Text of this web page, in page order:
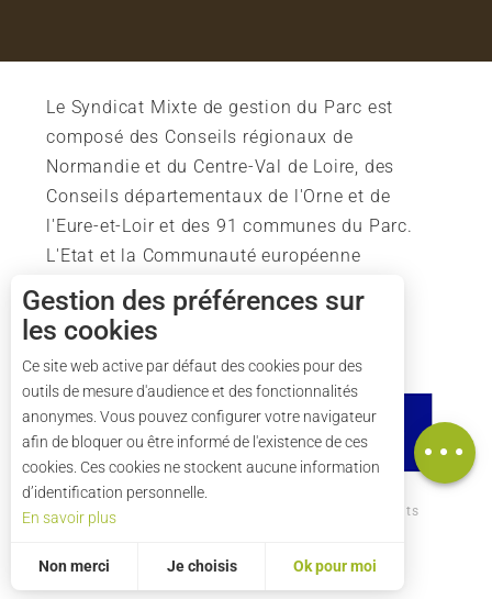
Horaires
Carte
Le Syndicat Mixte de gestion du Parc est
composé des Conseils régionaux de
Normandie et du Centre-Val de Loire, des
Conseils départementaux de l'Orne et de
l'Eure-et-Loir et des 91 communes du Parc.
L'Etat et la Communauté européenne
soutiennent également l'action du Parc.
Comment venir ? Crédits
Gestion des préférences sur
les cookies
Ce site web active par défaut des cookies pour des
outils de mesure d'audience et des fonctionnalités
anonymes. Vous pouvez configurer votre navigateur
afin de bloquer ou être informé de l'existence de ces
cookies. Ces cookies ne stockent aucune information
d’identification personnelle.
En savoir plus
Non merci Je choisis Ok pour moi